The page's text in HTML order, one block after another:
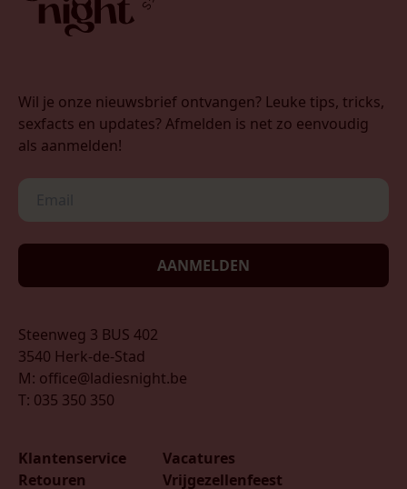
Wil je onze nieuwsbrief ontvangen? Leuke tips, tricks,
sexfacts en updates? Afmelden is net zo eenvoudig
als aanmelden!
AANMELDEN
Steenweg 3 BUS 402
3540 Herk-de-Stad
M: office@ladiesnight.be
T: 035 350 350
Klantenservice
Retouren
Vacatures
Vrijgezellenfeest